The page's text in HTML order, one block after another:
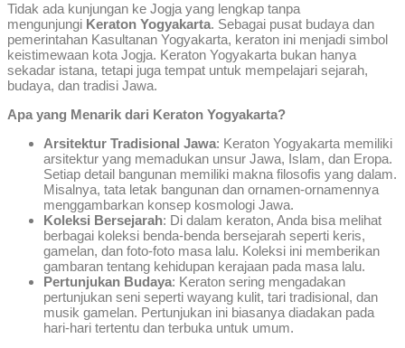
Tidak ada kunjungan ke Jogja yang lengkap tanpa
mengunjungi Keraton Yogyakarta. Sebagai pusat budaya dan
pemerintahan Kasultanan Yogyakarta, keraton ini menjadi simbol
keistimewaan kota Jogja. Keraton Yogyakarta bukan hanya
sekadar istana, tetapi juga tempat untuk mempelajari sejarah,
budaya, dan tradisi Jawa.
Apa yang Menarik dari Keraton Yogyakarta?
Arsitektur Tradisional Jawa: Keraton Yogyakarta memiliki
arsitektur yang memadukan unsur Jawa, Islam, dan Eropa.
Setiap detail bangunan memiliki makna filosofis yang dalam.
Misalnya, tata letak bangunan dan ornamen-ornamennya
menggambarkan konsep kosmologi Jawa.
Koleksi Bersejarah: Di dalam keraton, Anda bisa melihat
berbagai koleksi benda-benda bersejarah seperti keris,
gamelan, dan foto-foto masa lalu. Koleksi ini memberikan
gambaran tentang kehidupan kerajaan pada masa lalu.
Pertunjukan Budaya: Keraton sering mengadakan
pertunjukan seni seperti wayang kulit, tari tradisional, dan
musik gamelan. Pertunjukan ini biasanya diadakan pada
hari-hari tertentu dan terbuka untuk umum.